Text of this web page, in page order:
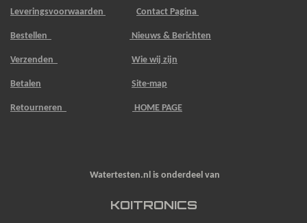
Leveringsvoorwaarden Contact Pagina
Bestellen Nieuws & Berichten
Verzenden Wie wij zijn
Betalen Site-map
Retourneren HOME PAGE
Watertesten.nl is onderdeel van
KOITRONICS